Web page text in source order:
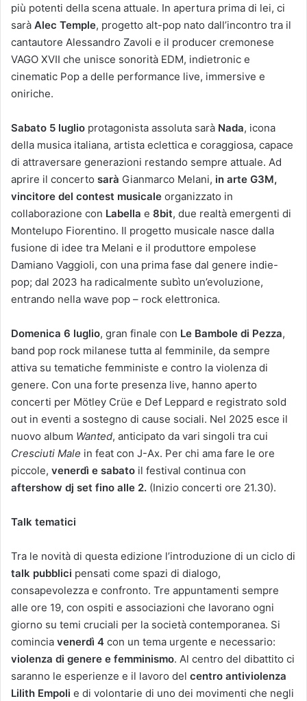
più potenti della scena attuale. In apertura prima di lei, ci
sarà Alec Temple, progetto alt-pop nato dall’incontro tra il
cantautore Alessandro Zavoli e il producer cremonese
VAGO XVII che unisce sonorità EDM, indietronic e
cinematic Pop a delle performance live, immersive e
oniriche.
Sabato 5 luglio protagonista assoluta sarà Nada, icona
della musica italiana, artista eclettica e coraggiosa, capace
di attraversare generazioni restando sempre attuale. Ad
aprire il concerto sarà Gianmarco Melani, in arte G3M,
vincitore del contest musicale organizzato in
collaborazione con Labella e 8bit, due realtà emergenti di
Montelupo Fiorentino. Il progetto musicale nasce dalla
fusione di idee tra Melani e il produttore empolese
Damiano Vaggioli, con una prima fase dal genere indie-
pop; dal 2023 ha radicalmente subìto un’evoluzione,
entrando nella wave pop – rock elettronica.
Domenica 6 luglio, gran finale con Le Bambole di Pezza,
band pop rock milanese tutta al femminile, da sempre
attiva su tematiche femministe e contro la violenza di
genere. Con una forte presenza live, hanno aperto
concerti per Mötley Crüe e Def Leppard e registrato sold
out in eventi a sostegno di cause sociali. Nel 2025 esce il
nuovo album Wanted, anticipato da vari singoli tra cui
Cresciuti Male in feat con J-Ax. Per chi ama fare le ore
piccole, venerdì e sabato il festival continua con
aftershow dj set fino alle 2. (Inizio concerti ore 21.30).
Talk tematici
Tra le novità di questa edizione l’introduzione di un ciclo di
talk pubblici pensati come spazi di dialogo,
consapevolezza e confronto. Tre appuntamenti sempre
alle ore 19, con ospiti e associazioni che lavorano ogni
giorno su temi cruciali per la società contemporanea. Si
comincia venerdì 4 con un tema urgente e necessario:
violenza di genere e femminismo. Al centro del dibattito ci
saranno le esperienze e il lavoro del centro antiviolenza
Lilith Empoli e di volontarie di uno dei movimenti che negli